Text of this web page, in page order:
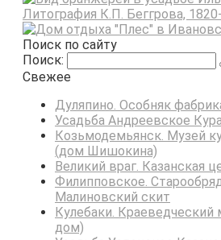
Поиск по сайту
Поиск:
Свежее
Дуляпино. Особняк
Усадьба Андреевское
Козьмодемьянск. Музей
(дом Шишокина)
Великий враг. Казанская
Филипповское.
Малиновский скит
Кулебаки.
дом)